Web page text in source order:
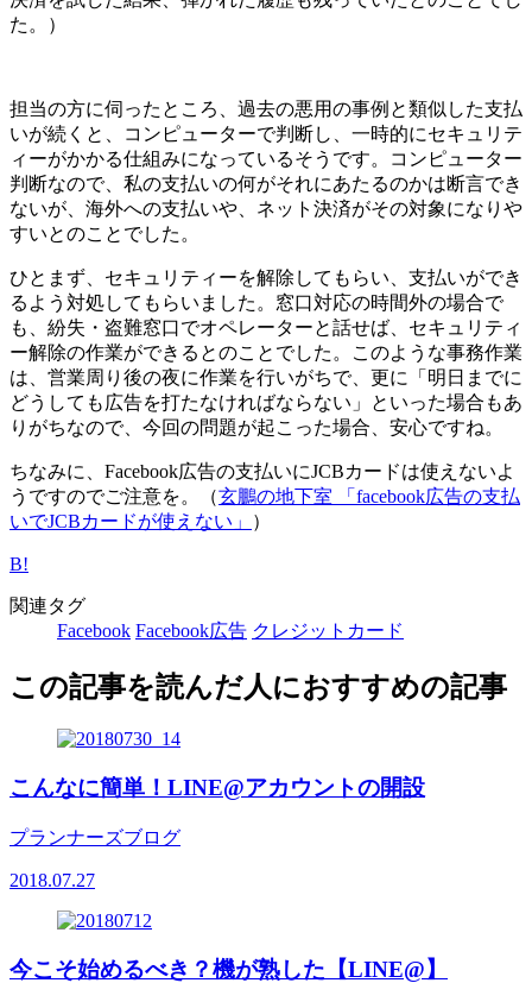
た。）
担当の方に伺ったところ、過去の悪用の事例と類似した支払
いが続くと、コンピューターで判断し、一時的にセキュリテ
ィーがかかる仕組みになっているそうです。コンピューター
判断なので、私の支払いの何がそれにあたるのかは断言でき
ないが、海外への支払いや、ネット決済がその対象になりや
すいとのことでした。
ひとまず、セキュリティーを解除してもらい、支払いができ
るよう対処してもらいました。窓口対応の時間外の場合で
も、紛失・盗難窓口でオペレーターと話せば、セキュリティ
ー解除の作業ができるとのことでした。このような事務作業
は、営業周り後の夜に作業を行いがちで、更に「明日までに
どうしても広告を打たなければならない」といった場合もあ
りがちなので、今回の問題が起こった場合、安心ですね。
ちなみに、Facebook広告の支払いにJCBカードは使えないよ
うですのでご注意を。（玄鵬の地下室 「facebook広告の支払
いでJCBカードが使えない」
）
B!
関連タグ
Facebook Facebook広告 クレジットカード
この記事を読んだ人におすすめの記事
こんなに簡単！LINE@アカウントの開設
プランナーズブログ
2018.07.27
今こそ始めるべき？機が熟した【LINE@】